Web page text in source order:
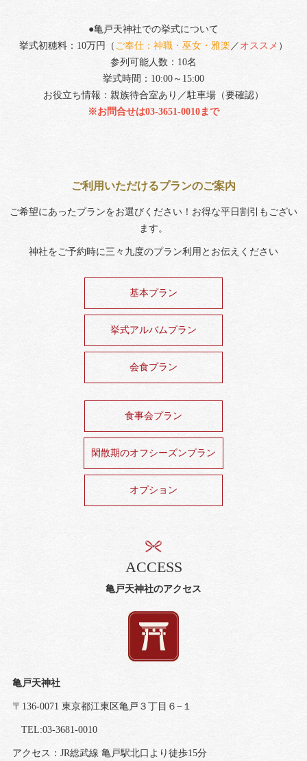
●亀戸天神社での挙式について
挙式初穂料：10万円（ ご奉仕：神職・巫女・雅楽 ／ オススメ ）
参列可能人数：10名
挙式時間：10:00～15:00
お役立ち情報：親族待合室あり／駐車場（要確認）
※お問合せは03-3651-0010 まで
ご利用いただけるプランのご案内
ご希望にあったプランをお選びください！お得な平日割引もござい
ます。
神社をご予約時に三々九度のプラン利用とお伝えください
基本プラン
挙式アルバムプラン
会食プラン
食事会プラン
閑散期のオフシーズンプラン
オプション
亀戸天神社のアクセス
ACCESS
亀戸天神社
〒136-0071 東京都江東区亀戸３丁目６−１
TEL:03-3681-0010
アクセス：JR総武線 亀戸駅北口より徒歩15分